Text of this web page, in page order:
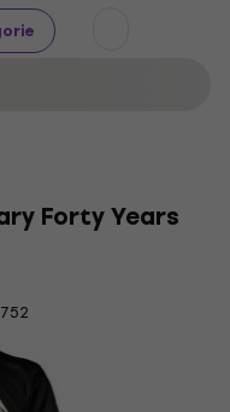
Forty Years